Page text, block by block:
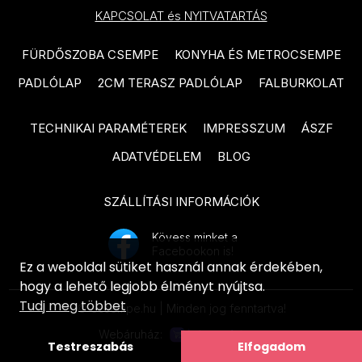
PARADYZ Fiori termékcsalád
PARADYZ Sunlight Sand
PARADYZ Fancy termékcsalád
PARADYZ Afternoon termékcsalád
PARADYZ Woodskin termékcsalád
PARADYZ Pure City termékcsalád
PARADYZ Hope termékcsalád
PARADYZ Effect termékcsalád
termékcsalád
TUBADZIN Grand Cave
termékcsalád
TUBADZIN Amber Vein
TUBADZIN Balance Stone
ARTÉ Luno termékcsalád
ARTÉ Shellstone White
termékcsalád
ARTÉ Nakano termékcsalád
KAPCSOLAT és NYITVATARTÁS
FÜRDŐSZOBA CSEMPE
KONYHA ÉS METROCSEMPE
PADLÓLAP
2CM TERASZ PADLÓLAP FALBURKOLAT
TECHNIKAI PARAMÉTEREK IMPRESSZUM
ÁSZF
ADATVÉDELEM
BLOG
SZÁLLÍTÁSI INFORMÁCIÓK
Kövess minket a
Facebookon is!
© ecsempe.hu | Minden jog fenntartva!
Webáruház:
Ez a weboldal sütiket használ annak érdekében,
hogy a lehető legjobb élményt nyújtsa.
Tudj meg többet
Testreszabás Elfogadom